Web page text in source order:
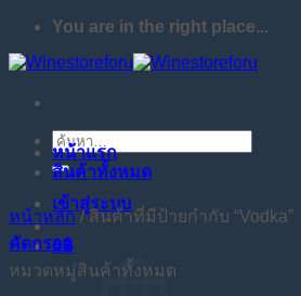
ข้าม
ไป
เนื้อหา
You are in the right place...
ค้นหา:
เข้าสู่ระบบ
0฿
หน้าแรก
สินค้าทั้งหมด
หน้าหลัก /สินค้าที่มีป้ายกำกับ “Vodka”
คัดกรอง
หมวดหมู่สินค้าทั้งหมด